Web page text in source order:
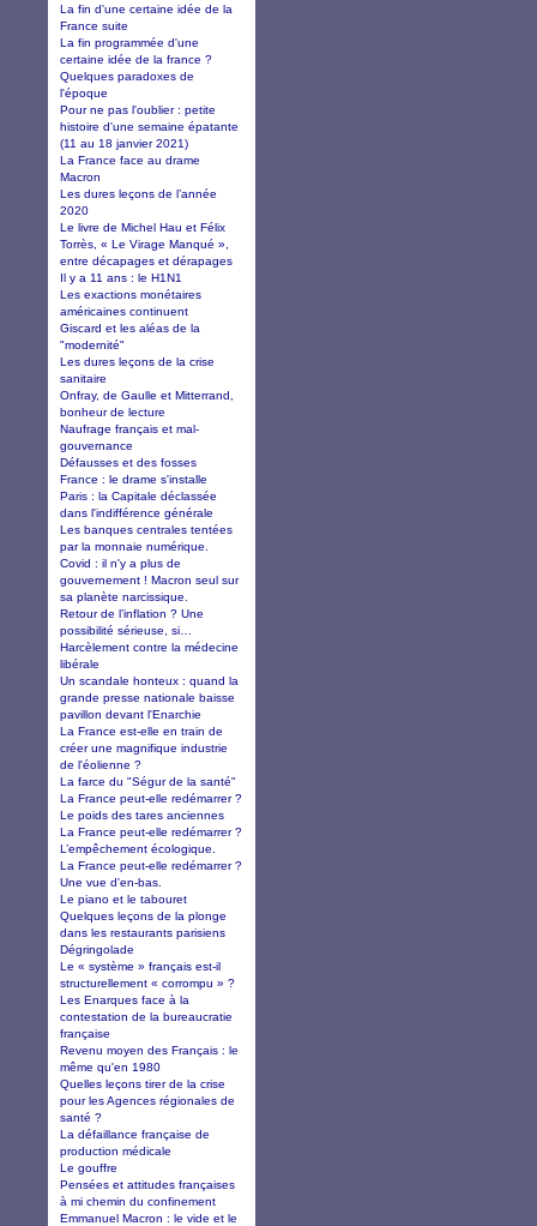
La fin d'une certaine idée de la
France suite
La fin programmée d'une
certaine idée de la france ?
Quelques paradoxes de
l'époque
Pour ne pas l'oublier : petite
histoire d'une semaine épatante
(11 au 18 janvier 2021)
La France face au drame
Macron
Les dures leçons de l’année
2020
Le livre de Michel Hau et Félix
Torrès, « Le Virage Manqué »,
entre décapages et dérapages
Il y a 11 ans : le H1N1
Les exactions monétaires
américaines continuent
Giscard et les aléas de la
"modernité"
Les dures leçons de la crise
sanitaire
Onfray, de Gaulle et Mitterrand,
bonheur de lecture
Naufrage français et mal-
gouvernance
Défausses et des fosses
France : le drame s'installe
Paris : la Capitale déclassée
dans l'indifférence générale
Les banques centrales tentées
par la monnaie numérique.
Covid : il n'y a plus de
gouvernement ! Macron seul sur
sa planète narcissique.
Retour de l’inflation ? Une
possibilité sérieuse, si…
Harcèlement contre la médecine
libérale
Un scandale honteux : quand la
grande presse nationale baisse
pavillon devant l'Enarchie
La France est-elle en train de
créer une magnifique industrie
de l'éolienne ?
La farce du "Ségur de la santé"
La France peut-elle redémarrer ?
Le poids des tares anciennes
La France peut-elle redémarrer ?
L’empêchement écologique.
La France peut-elle redémarrer ?
Une vue d'en-bas.
Le piano et le tabouret
Quelques leçons de la plonge
dans les restaurants parisiens
Dégringolade
Le « système » français est-il
structurellement « corrompu » ?
Les Enarques face à la
contestation de la bureaucratie
française
Revenu moyen des Français : le
même qu'en 1980
Quelles leçons tirer de la crise
pour les Agences régionales de
santé ?
La défaillance française de
production médicale
Le gouffre
Pensées et attitudes françaises
à mi chemin du confinement
Emmanuel Macron : le vide et le